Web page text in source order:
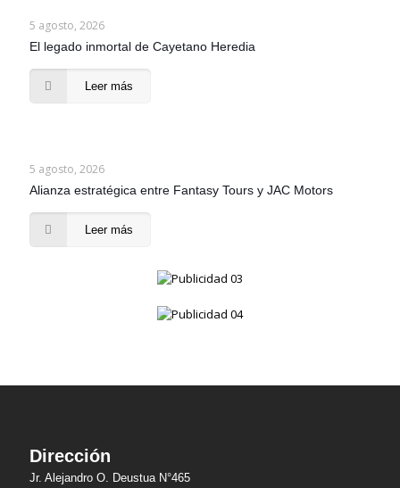
5 agosto, 2026
El legado inmortal de Cayetano Heredia
Leer más
5 agosto, 2026
Alianza estratégica entre Fantasy Tours y JAC Motors
Leer más
Dirección
Jr. Alejandro O. Deustua N°465